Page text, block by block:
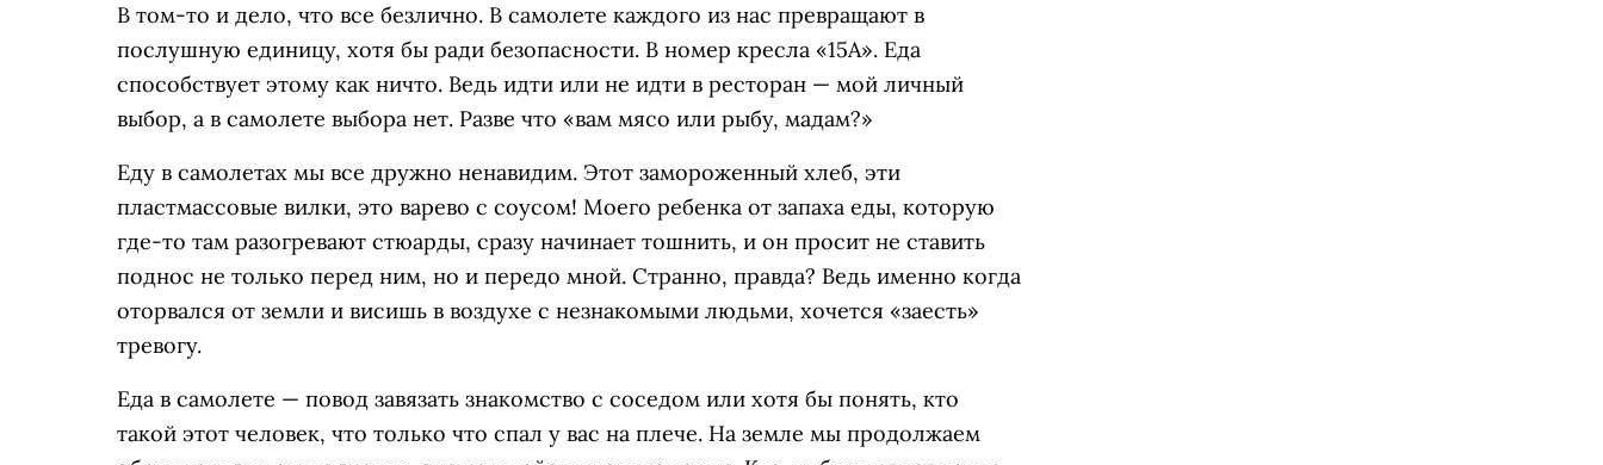
В том-то и дело, что все безлично. В самолете каждого из нас превращают в
послушную единицу, хотя бы ради безопасности. В номер кресла «15А». Еда
способствует этому как ничто. Ведь идти или не идти в ресторан — мой личный
выбор, а в самолете выбора нет. Разве что «вам мясо или рыбу, мадам?»
Еду в самолетах мы все дружно ненавидим. Этот замороженный хлеб, эти
пластмассовые вилки, это варево с соусом! Моего ребенка от запаха еды, которую
где-то там разогревают стюарды, сразу начинает тошнить, и он просит не ставить
поднос не только перед ним, но и передо мной. Странно, правда? Ведь именно когда
оторвался от земли и висишь в воздухе с незнакомыми людьми, хочется «заесть»
тревогу.
Еда в самолете — повод завязать знакомство с соседом или хотя бы понять, кто
такой этот человек, что только что спал у вас на плече. На земле мы продолжаем